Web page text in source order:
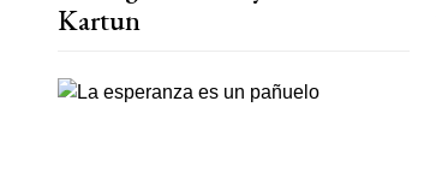
Kartun